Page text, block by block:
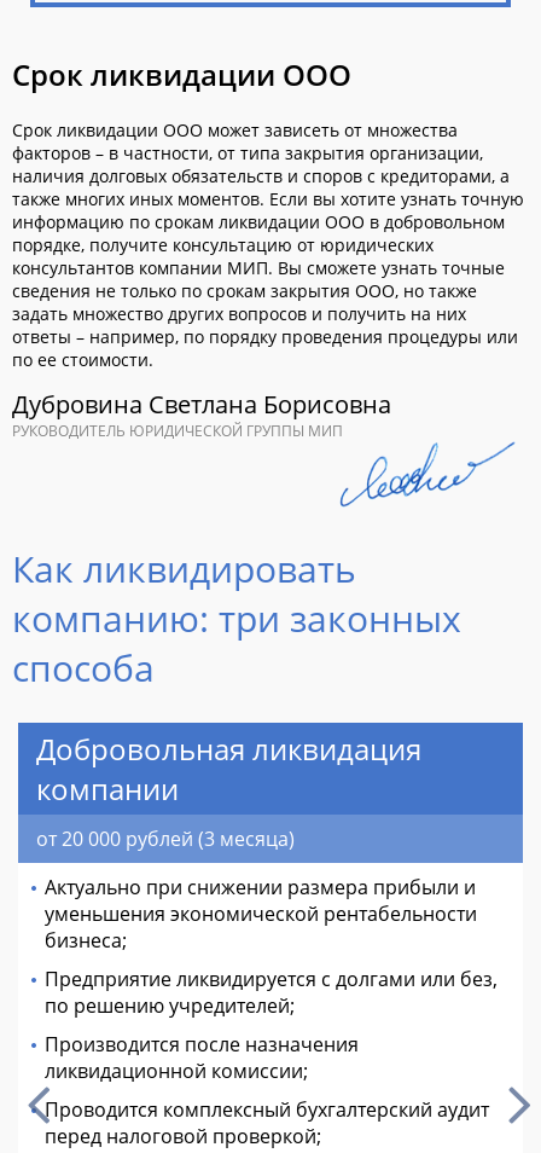
Срок ликвидации ООО
Срок ликвидации ООО может зависеть от множества
факторов – в частности, от типа закрытия организации,
наличия долговых обязательств и споров с кредиторами, а
также многих иных моментов. Если вы хотите узнать точную
информацию по срокам ликвидации ООО в добровольном
порядке, получите консультацию от юридических
консультантов компании МИП. Вы сможете узнать точные
сведения не только по срокам закрытия ООО, но также
задать множество других вопросов и получить на них
ответы – например, по порядку проведения процедуры или
по ее стоимости.
Дубровина Светлана Борисовна
РУКОВОДИТЕЛЬ ЮРИДИЧЕСКОЙ ГРУППЫ МИП
Как ликвидировать
компанию: три законных
способа
Добровольная ликвидация
компании
от 20 000 рублей (3 месяца)
Актуально при снижении размера прибыли и
уменьшения экономической рентабельности
бизнеса;
Предприятие ликвидируется с долгами или без,
по решению учредителей;
Производится после назначения
ликвидационной комиссии;
Проводится комплексный бухгалтерский аудит
перед налоговой проверкой;